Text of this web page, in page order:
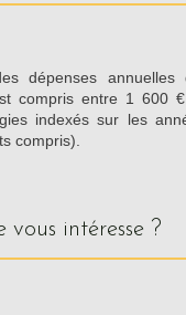
dépenses annuelles
compris entre 1 600
indexés sur les
compris).
vous intéresse ?